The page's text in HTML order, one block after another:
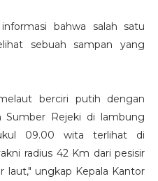
bahwa salah satu
sebuah sampan yang
berciri putih dengan
Sumber Rejeki di lambung
09.00 wita terlihat di
radius 42 Km dari pesisir
laut," ungkap Kepala Kantor